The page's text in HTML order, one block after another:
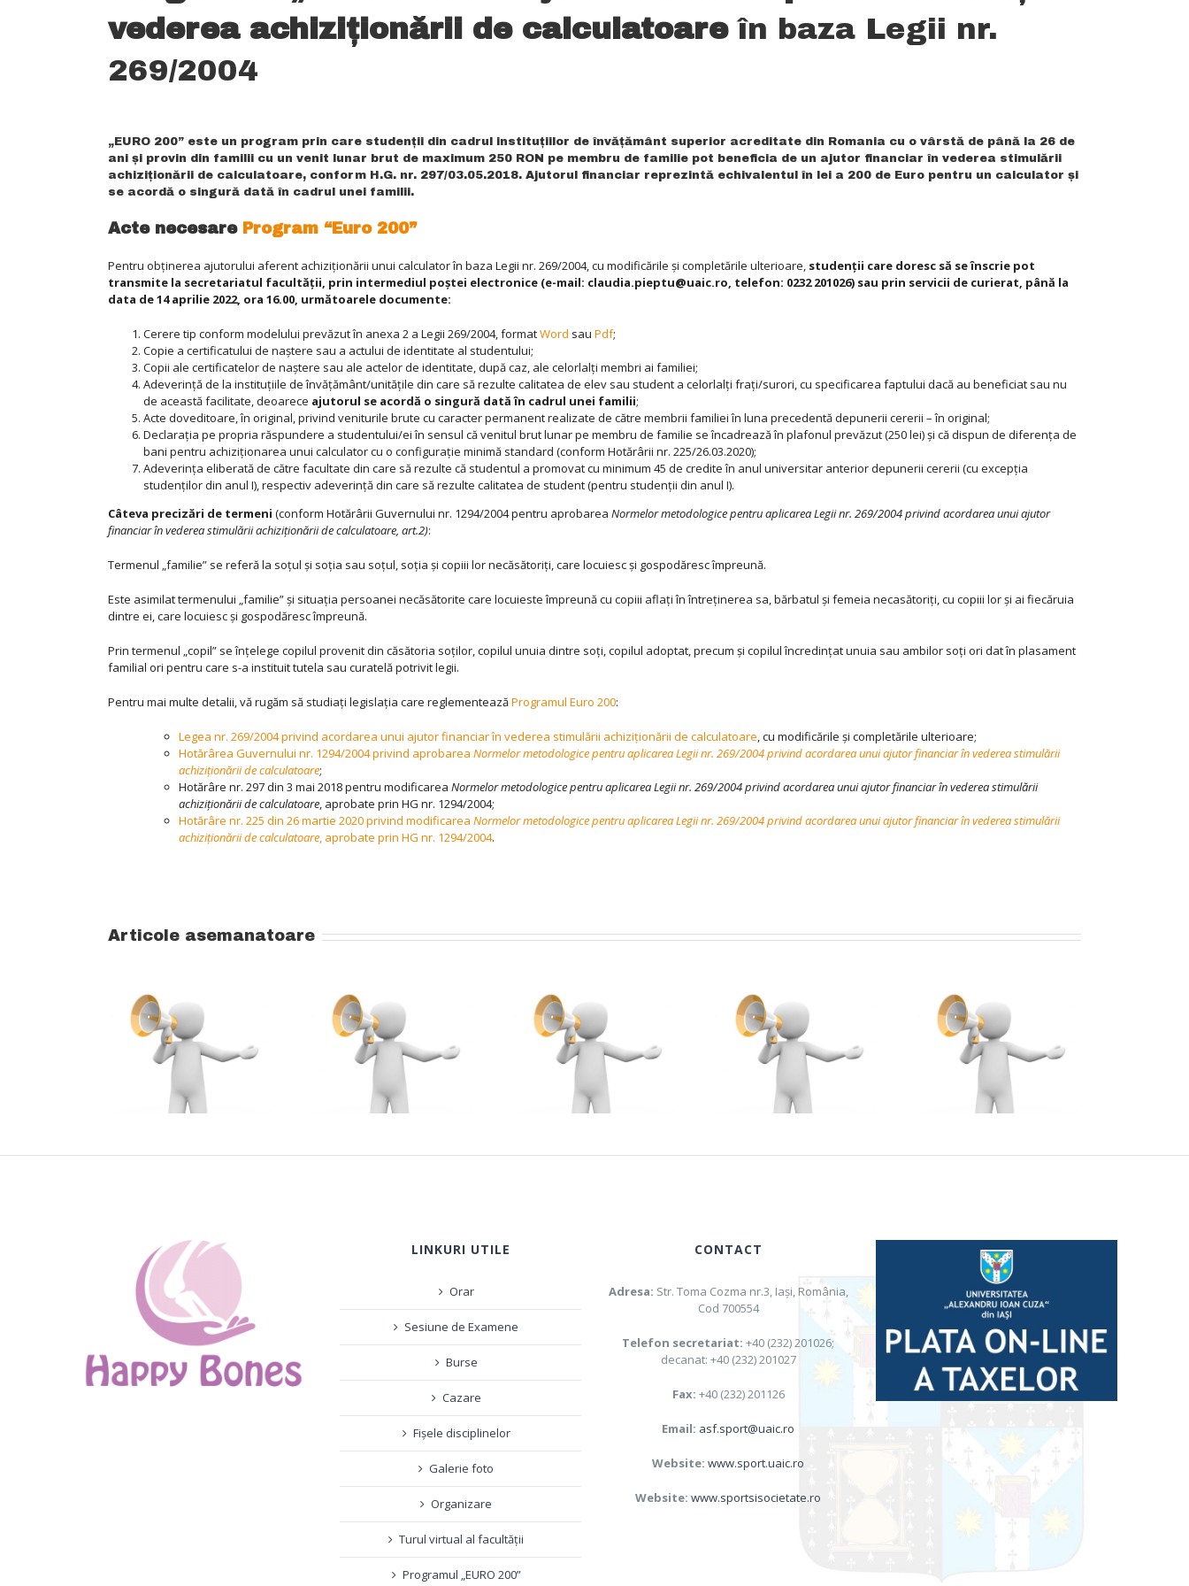
vederea achiziționării de calculatoareîn baza Legii nr.
269/2004
„EURO 200” este un program prin care studenții din cadrul instituțiilor de învățământ superior acreditate din Romania cu o vârstă de până la 26 de
ani și provin din familii cu un venit lunar brut de maximum 250 RON pe membru de familie pot beneficia de un ajutor financiar în vederea stimulării
achiziționării de calculatoare, conform H.G. nr. 297/03.05.2018. Ajutorul financiar reprezintă echivalentul în lei a 200 de Euro pentru un calculator și
se acordă o singură dată în cadrul unei familii.
Acte necesare Program “Euro 200”
Pentru obținerea ajutorului aferent achiziționării unui calculator în baza Legii nr. 269/2004, cu modificările și completările ulterioare, studenții care doresc să se înscrie pot
transmite la secretariatul facultăţii, prin intermediul poştei electronice (e-mail: claudia.pieptu@uaic.ro, telefon: 0232 201026) sau prin servicii de curierat, până la
data de 14 aprilie 2022, ora 16.00, următoarele documente:
Cerere tip conform modelului prevăzut în anexa 2 a Legii 269/2004, formatWord sau Pdf;
Copie a certificatului de naștere sau a actului de identitate al studentului;
Copii ale certificatelor de naștere sau ale actelor de identitate, după caz, ale celorlalți membri ai familiei;
Adeverință de la instituțiile de învățământ/unitățile din care să rezulte calitatea de elev sau student a celorlalți frați/surori, cu specificarea faptului dacă au beneficiat sau nu
de această facilitate, deoarece ajutorul se acordă o singură dată în cadrul unei familii;
Acte doveditoare, în original, privind veniturile brute cu caracter permanent realizate de către membrii familiei în luna precedentă depunerii cererii – în original;
Declarația pe propria răspundere a studentului/ei în sensul că venitul brut lunar pe membru de familie se încadrează în plafonul prevăzut (250 lei) și că dispun de diferența de
bani pentru achiziționarea unui calculator cu o configurație minimă standard (conform Hotărârii nr. 225/26.03.2020);
Adeverința eliberată de către facultate din care să rezulte că studentul a promovat cu minimum 45 de credite în anul universitar anterior depunerii cererii (cu excepția
studenților din anul I), respectiv adeverință din care să rezulte calitatea de student (pentru studenții din anul I).
Câteva precizări de termeni (conform Hotărârii Guvernului nr. 1294/2004 pentru aprobarea Normelor metodologice pentru aplicarea Legii nr. 269/2004 privind acordarea unui ajutor
financiar în vederea stimulării achiziţionării de calculatoare, art.2):
Termenul „familie” se referă la soțul și soția sau soțul, soția și copiii lor necăsătoriți, care locuiesc și gospodăresc împreună.
Este asimilat termenului „familie” și situația persoanei necăsătorite care locuieste împreună cu copiii aflați în întreținerea sa, bărbatul și femeia necasătoriți, cu copiii lor și ai fiecăruia
dintre ei, care locuiesc și gospodăresc împreună.
Prin termenul „copil” se înțelege copilul provenit din căsătoria soților, copilul unuia dintre soți, copilul adoptat, precum și copilul încredințat unuia sau ambilor soți ori dat în plasament
familial ori pentru care s-a instituit tutela sau curatelă potrivit legii.
Pentru mai multe detalii, vă rugăm să studiaţi legislația care reglementeazăProgramul Euro 200:
Legea nr. 269/2004 privind acordarea unui ajutor financiar în vederea stimulării achiziţionării de calculatoare, cu modificările şi completările ulterioare;
Hotărârea Guvernului nr. 1294/2004 privind aprobarea Normelor metodologice pentru aplicarea Legii nr. 269/2004 privind acordarea unui ajutor financiar învederea stimulării
achiziţionării de calculatoare;
Hotărâre nr. 297 din 3 mai 2018 pentru modificarea Normelor metodologice pentru aplicarea Legii nr. 269/2004 privind acordarea unui ajutor financiar în vederea stimulării
achiziționării de calculatoare, aprobate prin HG nr. 1294/2004;
Hotărâre nr. 225 din 26 martie 2020 privind modificarea Normelor metodologice pentru aplicarea Legii nr. 269/2004 privind acordarea unui ajutor financiar în vederea stimulării
achiziționării de calculatoare, aprobate prin HG nr. 1294/2004.
Articole asemanatoare
Admitere – Nivelul
II (de aprofundare)
al programului de
formare
Admitere – la
Nivelul 1 al
Programului de
psihopedagogică în
regim universitar
ANUNȚ Absolvenți
MASTER – examen
de DISERTAȚIE
sesiunea iulie 2026
Cererile de
LINKURI UTILE
Orar
Sesiune de Examene
Burse
Cazare
Fișele disciplinelor
Galerie foto
Organizare
Turul virtual al facultății
Programul „EURO 200”
CONTACT
Adresa: Str. Toma Cozma nr.3, Iaşi, România,
Cod 700554
Telefon secretariat:+40 (232) 201026;
decanat: +40 (232) 201027
Fax: +40 (232) 201126
Email: asf.sport@uaic.ro
Website:www.sport.uaic.ro
Website:www.sportsisocietate.ro